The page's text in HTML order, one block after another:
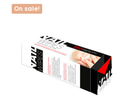
On sale!